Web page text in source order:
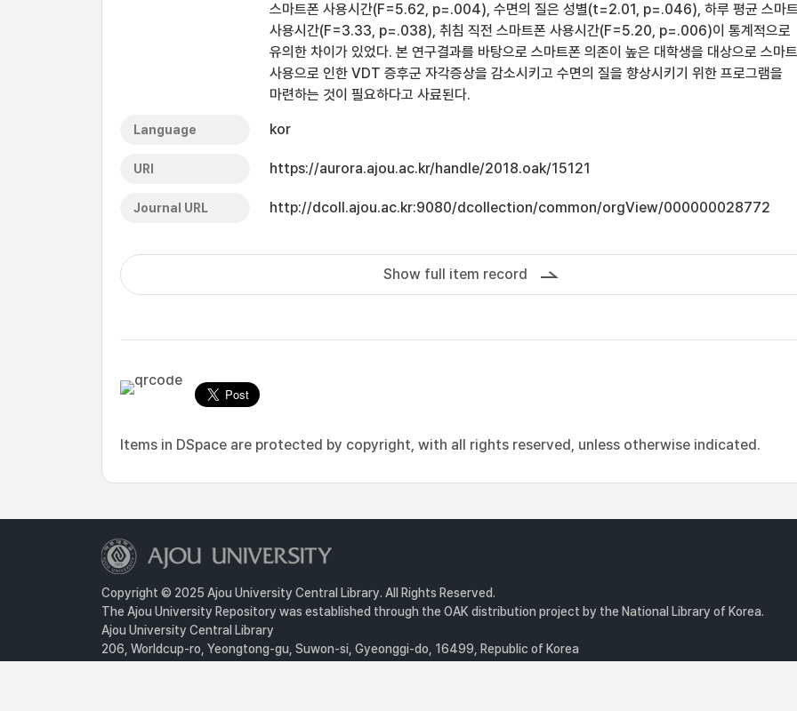
스마트폰 사용시간(F=5.62, p=.004), 수면의 질은 성별(t=2.01, p=.046), 하루 평균 스마
사용시간(F=3.33, p=.038), 취침 직전 스마트폰 사용시간(F=5.20, p=.006)이 통계적으로
유의한 차이가 있었다. 본 연구결과를 바탕으로 스마트폰 의존이 높은 대학생을 대상으로 스마
사용으로 인한 VDT 증후군 자각증상을 감소시키고 수면의 질을 향상시키기 위한 프로그램을
마련하는 것이 필요하다고 사료된다.
Language kor
URI https://aurora.ajou.ac.kr/handle/2018.oak/15121
Journal URL http://dcoll.ajou.ac.kr:9080/dcollection/common/orgView/000000028772
Show full item record
Items in DSpace are protected by copyright, with all rights reserved, unless otherwise indicated.
Copyright © 2025 Ajou University Central Library. All Rights Reserved.
The Ajou University Repository was established through the OAK distribution project by the National Library of Korea.
Ajou University Central Library
206, Worldcup-ro, Yeongtong-gu, Suwon-si, Gyeonggi-do, 16499, Republic of Korea